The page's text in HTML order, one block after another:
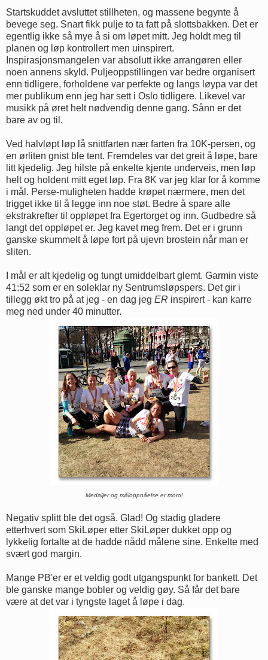
Startskuddet avsluttet stillheten, og massene begynte å
bevege seg. Snart fikk pulje to ta fatt på slottsbakken. Det er
egentlig ikke så mye å si om løpet mitt. Jeg holdt meg til
planen og løp kontrollert men uinspirert.
Inspirasjonsmangelen var absolutt ikke arrangøren eller
noen annens skyld. Puljeoppstillingen var bedre organisert
enn tidligere, forholdene var perfekte og langs løypa var det
mer publikum enn jeg har sett i Oslo tidligere. Likevel var
musikk på øret helt nødvendig denne gang. Sånn er det
bare av og til.
Ved halvløpt løp lå snittfarten nær farten fra 10K-persen, og
en ørliten gnist ble tent. Fremdeles var det greit å løpe, bare
litt kjedelig. Jeg hilste på enkelte kjente underveis, men løp
helt og holdent mitt eget løp. Fra 8K var jeg klar for å komme
i mål. Perse-muligheten hadde krøpet nærmere, men det
trigget ikke til å legge inn noe støt. Bedre å spare alle
ekstrakrefter til oppløpet fra Egertorget og inn. Gudbedre så
langt det oppløpet er. Jeg kavet meg frem. Det er i grunn
ganske skummelt å løpe fort på ujevn brostein når man er
sliten.
I mål er alt kjedelig og tungt umiddelbart glemt. Garmin viste
41:52 som er en soleklar ny Sentrumsløpspers. Det gir i
tillegg økt tro på at jeg - en dag jeg ER inspirert - kan karre
meg ned under 40 minutter.
Medaljer og måloppnåelse er moro!
Negativ splitt ble det også. Glad! Og stadig gladere
etterhvert som SkiLøper etter SkiLøper dukket opp og
lykkelig fortalte at de hadde nådd målene sine. Enkelte med
svært god margin.
Mange PB'er er et veldig godt utgangspunkt for bankett. Det
ble ganske mange bobler og veldig gøy. Så får det bare
være at det var i tyngste laget å løpe i dag.